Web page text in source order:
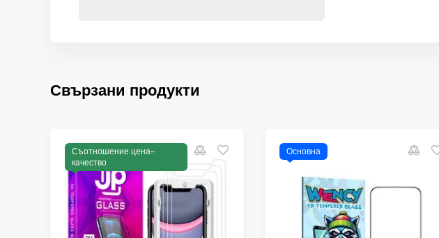
Свързани продукти
Съотношение цена–
качество
Основна